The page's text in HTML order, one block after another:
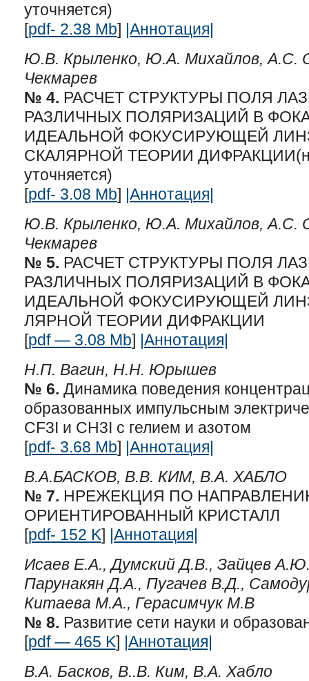
уточняется)
[pdf- 2.38 Mb] |Аннотация|
Ю.В. Крыленко, Ю.А. Михайлов, А.С.
Чекмарев
№ 4. РАСЧЕТ СТРУКТУРЫ ПОЛЯ
РАЗЛИЧНЫХ ПОЛЯРИЗАЦИЙ В
ИДЕАЛЬНОЙ ФОКУСИРУЮЩЕЙ
СКАЛЯРНОЙ ТЕОРИИ
уточняется)
[pdf- 3.08 Mb] |Аннотация|
Ю.В. Крыленко, Ю.А. Михайлов, А.С.
Чекмарев
№ 5. РАСЧЕТ СТРУКТУРЫ ПОЛЯ
РАЗЛИЧНЫХ ПОЛЯРИЗАЦИЙ В
ИДЕАЛЬНОЙ ФОКУСИРУЮЩЕЙ
ЛЯРНОЙ ТЕОРИИ ДИФРАКЦИИ
[pdf — 3.08 Mb] |Аннотация|
Н.П. Вагин, Н.Н. Юрышев
№ 6. Динамика поведения
образованных импульсным
CF3I и CH3I с гелием и азотом
[pdf- 3.68 Mb] |Аннотация|
В.А.БАСКОВ, В.В. КИМ, В.А. ХАБЛО
№ 7. НРЕЖЕКЦИЯ ПО
ОРИЕНТИРОВАННЫЙ КРИСТАЛЛ
[pdf- 152 K] |Аннотация|
Исаев Е.А., Думский Д.В., Зайцев
Парунакян Д.А., Пугачев В.Д.,
Китаева М.А., Герасимчук М.В
№ 8. Развитие сети науки и
[pdf — 465 K] |Аннотация|
В.А. Басков, В..В. Ким, В.А. Хабло